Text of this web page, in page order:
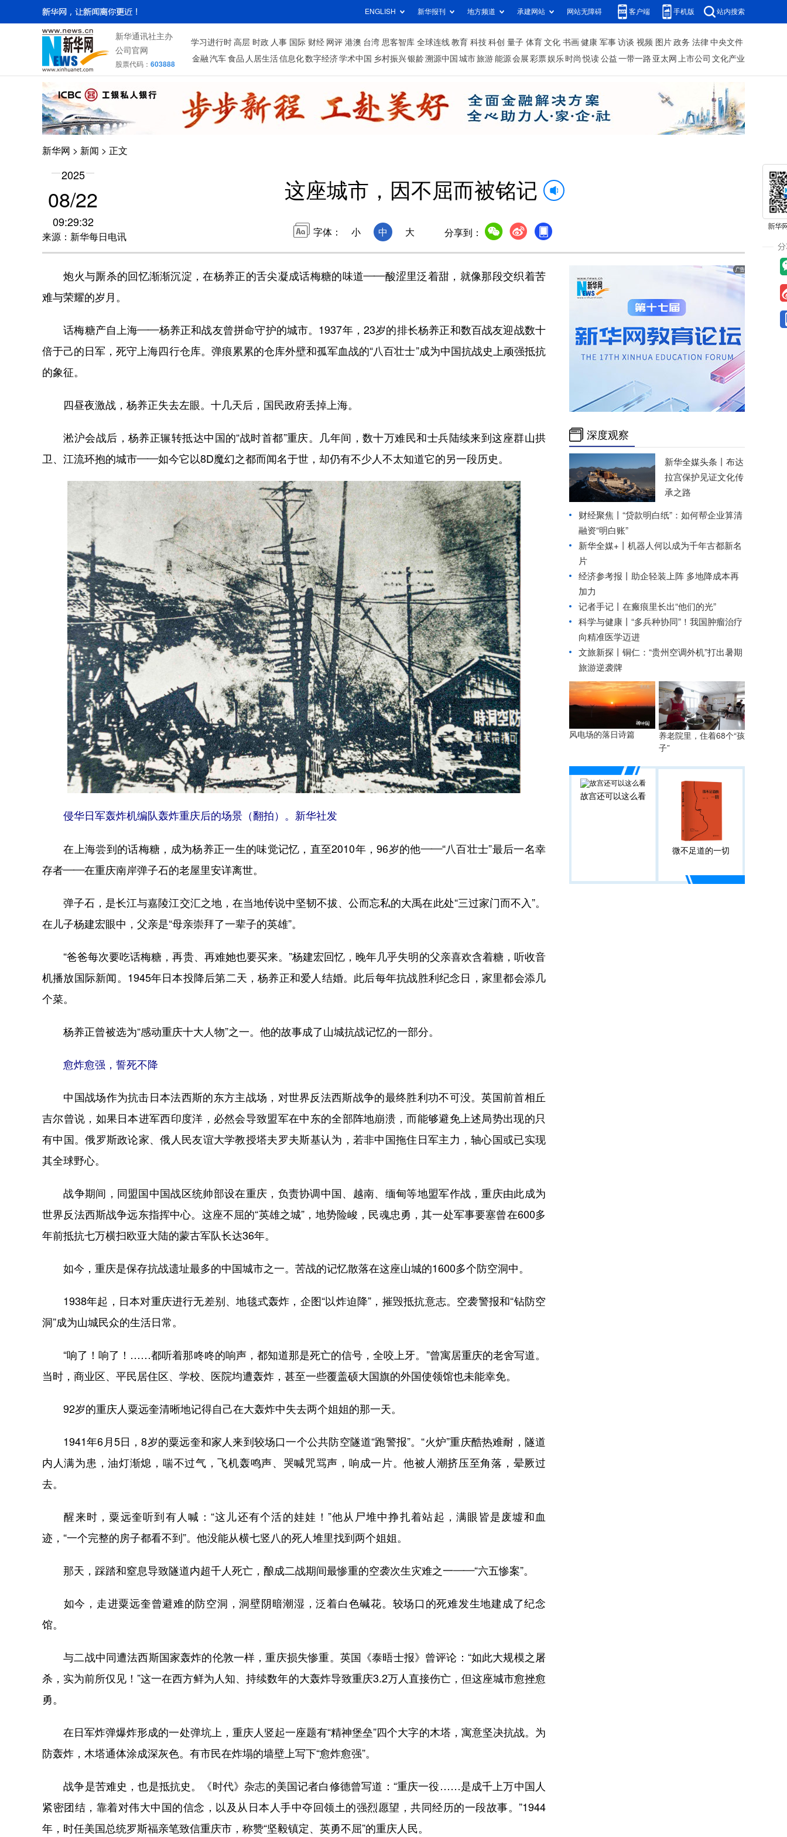
ENGLISH 新华报刊 地方频道 承建网站 网站无障碍 客户端 手机版 站内搜索
新华通讯社主办
公司官网
股票代码： 603888
学习进行时 高层 时政 人事 国际 财经 网评 港澳 台湾 思客智库 全球连线 教育 科技 科创 量子 体育 文化 书画 健康 军事 访谈 视频 图片 政务 法律 中央文件
金融 汽车 食品 人居生活信息化数字经济学术中国 乡村振兴银龄溯源中国 城市旅游 能源 会展 彩票娱乐 时尚 悦读 公益 一带一路 亚太网 上市公司 文化产业
新华网 > 新闻 > 正文
2025
08/22
09:29:32
来源：新华每日电讯
这座城市，因不屈而被铭记
字体： 小 中 大 分享到：
炮火与厮杀的回忆渐渐沉淀，在杨养正的舌尖凝成话梅糖的味道——酸涩里泛着甜，就像那段交织着苦
难与荣耀的岁月。
话梅糖产自上海——杨养正和战友曾拼命守护的城市。1937年，23岁的排长杨养正和数百战友迎战数十
倍于己的日军，死守上海四行仓库。弹痕累累的仓库外壁和孤军血战的“八百壮士”成为中国抗战史上顽强抵抗
的象征。
四昼夜激战，杨养正失去左眼。十几天后，国民政府丢掉上海。
淞沪会战后，杨养正辗转抵达中国的“战时首都”重庆。几年间，数十万难民和士兵陆续来到这座群山拱
卫、江流环抱的城市——如今它以8D魔幻之都而闻名于世，却仍有不少人不太知道它的另一段历史。
侵华日军轰炸机编队轰炸重庆后的场景（翻拍）。新华社发
在上海尝到的话梅糖，成为杨养正一生的味觉记忆，直至2010年，96岁的他——“八百壮士”最后一名幸
存者——在重庆南岸弹子石的老屋里安详离世。
弹子石，是长江与嘉陵江交汇之地，在当地传说中坚韧不拔、公而忘私的大禹在此处“三过家门而不入”。
在儿子杨建宏眼中，父亲是“母亲崇拜了一辈子的英雄”。
“爸爸每次要吃话梅糖，再贵、再难她也要买来。”杨建宏回忆，晚年几乎失明的父亲喜欢含着糖，听收音
机播放国际新闻。1945年日本投降后第二天，杨养正和爱人结婚。此后每年抗战胜利纪念日，家里都会添几
个菜。
杨养正曾被选为“感动重庆十大人物”之一。他的故事成了山城抗战记忆的一部分。
愈炸愈强，誓死不降
中国战场作为抗击日本法西斯的东方主战场，对世界反法西斯战争的最终胜利功不可没。英国前首相丘
吉尔曾说，如果日本进军西印度洋，必然会导致盟军在中东的全部阵地崩溃，而能够避免上述局势出现的只
有中国。俄罗斯政论家、俄人民友谊大学教授塔夫罗夫斯基认为，若非中国拖住日军主力，轴心国或已实现
其全球野心。
战争期间，同盟国中国战区统帅部设在重庆，负责协调中国、越南、缅甸等地盟军作战，重庆由此成为
世界反法西斯战争远东指挥中心。这座不屈的“英雄之城”，地势险峻，民魂忠勇，其一处军事要塞曾在600多
年前抵抗七万横扫欧亚大陆的蒙古军队长达36年。
如今，重庆是保存抗战遗址最多的中国城市之一。苦战的记忆散落在这座山城的1600多个防空洞中。
1938年起，日本对重庆进行无差别、地毯式轰炸，企图“以炸迫降”，摧毁抵抗意志。空袭警报和“钻防空
洞”成为山城民众的生活日常。
“响了！响了！……都听着那咚咚的响声，都知道那是死亡的信号，全咬上牙。”曾寓居重庆的老舍写道。
当时，商业区、平民居住区、学校、医院均遭轰炸，甚至一些覆盖硕大国旗的外国使领馆也未能幸免。
92岁的重庆人粟远奎清晰地记得自己在大轰炸中失去两个姐姐的那一天。
1941年6月5日，8岁的粟远奎和家人来到较场口一个公共防空隧道“跑警报”。“火炉”重庆酷热难耐，隧道
内人满为患，油灯渐熄，喘不过气，飞机轰鸣声、哭喊咒骂声，响成一片。他被人潮挤压至角落，晕厥过
去。
醒来时，粟远奎听到有人喊：“这儿还有个活的娃娃！”他从尸堆中挣扎着站起，满眼皆是废墟和血
迹，“一个完整的房子都看不到”。他没能从横七竖八的死人堆里找到两个姐姐。
那天，踩踏和窒息导致隧道内超千人死亡，酿成二战期间最惨重的空袭次生灾难之一——“六五惨案”。
如今，走进粟远奎曾避难的防空洞，洞壁阴暗潮湿，泛着白色碱花。较场口的死难发生地建成了纪念
馆。
与二战中同遭法西斯国家轰炸的伦敦一样，重庆损失惨重。英国《泰晤士报》曾评论：“如此大规模之屠
杀，实为前所仅见！”这一在西方鲜为人知、持续数年的大轰炸导致重庆3.2万人直接伤亡，但这座城市愈挫愈
勇。
在日军炸弹爆炸形成的一处弹坑上，重庆人竖起一座题有“精神堡垒”四个大字的木塔，寓意坚决抗战。为
防轰炸，木塔通体涂成深灰色。有市民在炸塌的墙壁上写下“愈炸愈强”。
战争是苦难史，也是抵抗史。《时代》杂志的美国记者白修德曾写道：“重庆一役……是成千上万中国人
紧密团结，靠着对伟大中国的信念，以及从日本人手中夺回领土的强烈愿望，共同经历的一段故事。”1944
年，时任美国总统罗斯福亲笔致信重庆市，称赞“坚毅镇定、英勇不屈”的重庆人民。
深度观察
新华全媒头条丨 布达
拉宫保护见证文化传
承之路
财经聚焦丨“贷款明白纸”：如何帮企业算清
融资“明白账”
新华全媒+丨 机器人何以成为千年古都新名
片
经济参考报丨 助企轻装上阵 多地降成本再
加力
记者手记丨在瘢痕里长出“他们的光”
科学与健康丨“多兵种协同”！我国肿瘤治疗
向精准医学迈进
文旅新探丨铜仁：“贵州空调外机”打出暑期
旅游逆袭牌
风电场的落日诗篇
养老院里，住着68个“孩
子”
故宫还可以这么看
微不足道的一切